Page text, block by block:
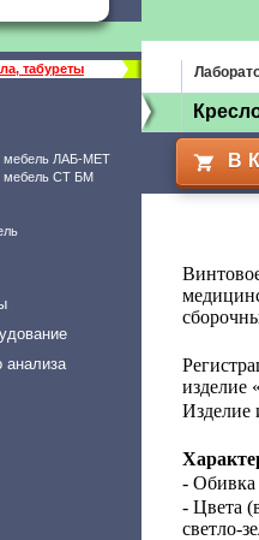
табуреты
мебель ЛАБ-МЕТ
мебель СТ БМ
анализа
В
изделие
Изделие
- Обивка
- Цвета
светло-